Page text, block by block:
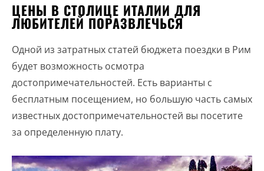
ЦЕНЫ В СТОЛИЦЕ ИТАЛИИ ДЛЯ
ЛЮБИТЕЛЕЙ ПОРАЗВЛЕЧЬСЯ
Одной из затратных статей бюджета поездки в Рим
будет возможность осмотра
достопримечательностей. Есть варианты с
бесплатным посещением, но большую часть самых
известных достопримечательностей вы посетите
за определенную плату.